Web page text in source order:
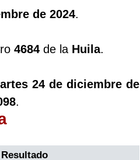
de 2024.
4684 de la Huila.
24 de diciembre de
.
Resultado